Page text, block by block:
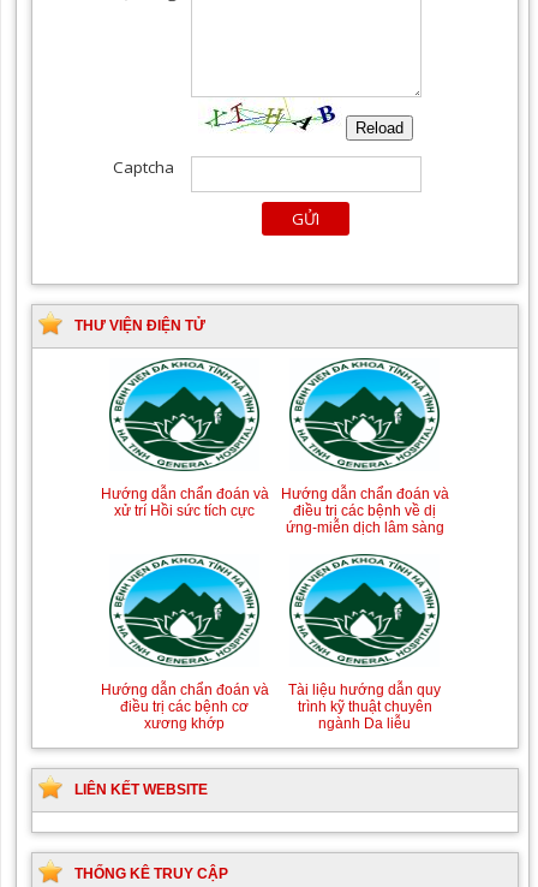
THƯ VIỆN ĐIỆN TỬ
Hướng dẫn chẩn đoán và
xử trí Hồi sức tích cực
Hướng dẫn chẩn đoán và
điều trị các bệnh về dị
ứng-miễn dịch lâm sàng
Hướng dẫn chẩn đoán và
điều trị các bệnh cơ
xương khớp
Tài liệu hướng dẫn quy
trình kỹ thuật chuyên
ngành Da liễu
LIÊN KẾT WEBSITE
THỐNG KÊ TRUY CẬP